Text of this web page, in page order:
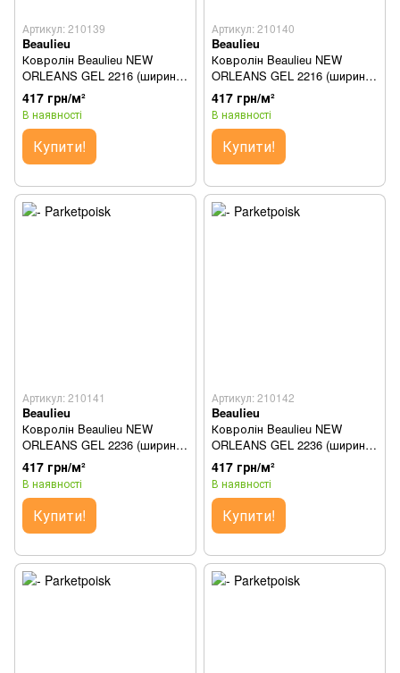
Артикул: 210139
Beaulieu
Ковролін Beaulieu NEW
ORLEANS GEL 2216 (ширина
3м)
417 грн/м²
В наявності
Купити!
Артикул: 210140
Beaulieu
Ковролін Beaulieu NEW
ORLEANS GEL 2216 (ширина
4м)
417 грн/м²
В наявності
Купити!
Артикул: 210141
Beaulieu
Ковролін Beaulieu NEW
ORLEANS GEL 2236 (ширина
1м)
417 грн/м²
В наявності
Купити!
Артикул: 210142
Beaulieu
Ковролін Beaulieu NEW
ORLEANS GEL 2236 (ширина
2м)
417 грн/м²
В наявності
Купити!